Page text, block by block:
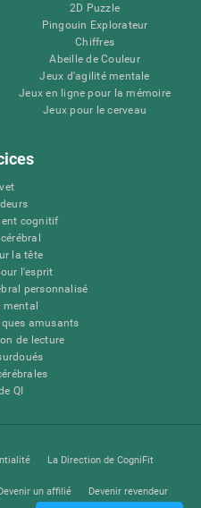
2D Puzzle
Pingouin Explorateur
Chiffres
Abeille de Couleur
Jeux d'agilité mentale
Jeux en ligne pour la mémoire
Jeux pour le cerveau
cognitif
la tête
l'esprit
personnalisé
mental
amusants
de lecture
QI
La Direction de CogniFit
un affilié Devenir revendeur